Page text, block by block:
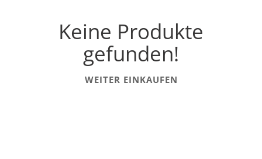
Keine Produkte
gefunden!
WEITER EINKAUFEN